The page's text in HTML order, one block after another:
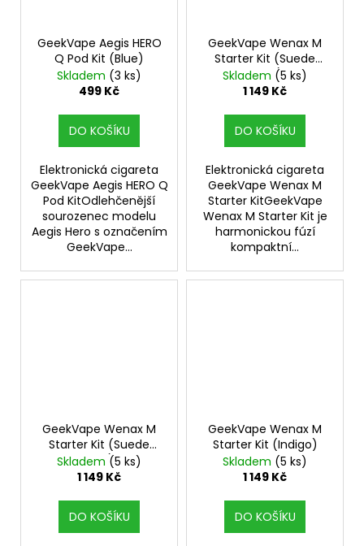
GeekVape Aegis HERO
Q Pod Kit (Blue)
Skladem (3 ks)
499 Kč
DO KOŠÍKU
Elektronická cigareta
GeekVape Aegis HERO Q
Pod KitOdlehčenější
sourozenec modelu
Aegis Hero s označením
GeekVape...
GeekVape Wenax M
Starter Kit (Suede
Silver)
Skladem (5 ks)
1 149 Kč
DO KOŠÍKU
Elektronická cigareta
GeekVape Wenax M
Starter KitGeekVape
Wenax M Starter Kit je
harmonickou fúzí
kompaktní...
GeekVape Wenax M
Starter Kit (Suede
Blue)
Skladem (5 ks)
1 149 Kč
DO KOŠÍKU
GeekVape Wenax M
Starter Kit (Indigo)
Skladem (5 ks)
1 149 Kč
DO KOŠÍKU